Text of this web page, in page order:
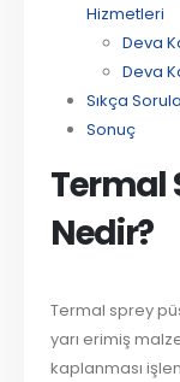
Hizmetleri
Deva
Deva
Sıkça
Sonuç
Termal
Nedir?
Termal sprey
yarı erimiş
kaplanması